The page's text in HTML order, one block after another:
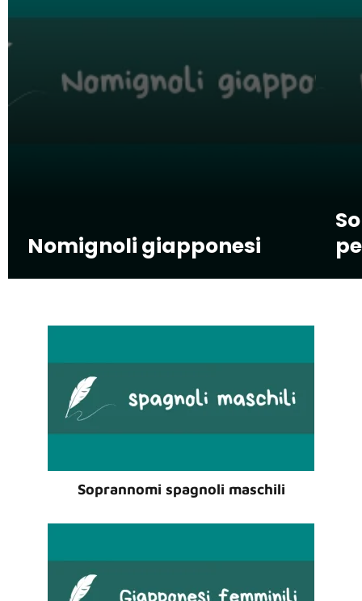
Nomignoli giapponesi
Soprannomi spagnoli maschili